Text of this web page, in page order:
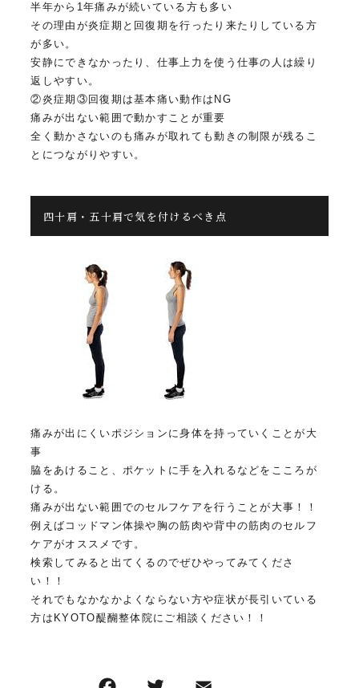
半年から1年痛みが続いている方も多い
その理由が炎症期と回復期を行ったり来たりしている方
が多い。
安静にできなかったり、仕事上力を使う仕事の人は繰り
返しやすい。
②炎症期③回復期は基本痛い動作はNG
痛みが出ない範囲で動かすことが重要
全く動かさないのも痛みが取れても動きの制限が残るこ
とにつながりやすい。
四十肩・五十肩で気を付けるべき点
痛みが出にくいポジションに身体を持っていくことが大
事
脇をあけること、ポケットに手を入れるなどをこころが
ける。
痛みが出ない範囲でのセルフケアを行うことが大事！！
例えばコッドマン体操や胸の筋肉や背中の筋肉のセルフ
ケアがオススメです。
検索してみると出てくるのでぜひやってみてくださ
い！！
それでもなかなかよくならない方や症状が長引いている
方はKYOTO醍醐整体院にご相談ください！！